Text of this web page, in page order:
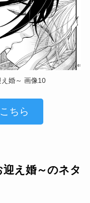
婚～ 画像10
ちら
え婚～のネタ